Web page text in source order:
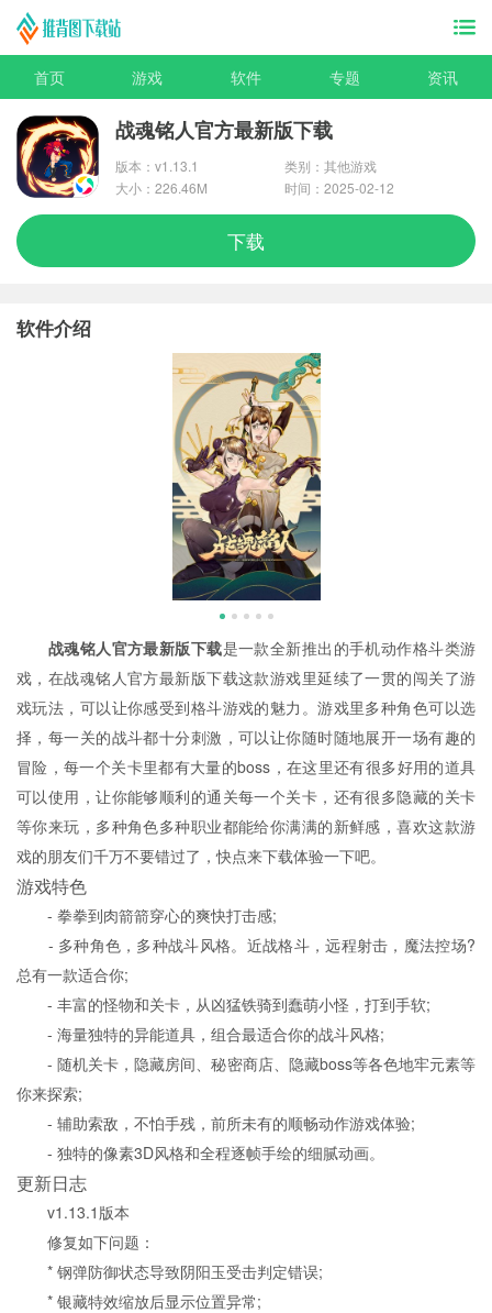
首页 游戏 软件 专题 资讯
战魂铭人官方最新版下载
版本：v1.13.1
类别：其他游戏
大小：226.46M
时间：2025-02-12
下载
软件介绍
战魂铭人官方最新版下载是一款全新推出的手机动作格斗类游
戏，在战魂铭人官方最新版下载这款游戏里延续了一贯的闯关了游
戏玩法，可以让你感受到格斗游戏的魅力。游戏里多种角色可以选
择，每一关的战斗都十分刺激，可以让你随时随地展开一场有趣的
冒险，每一个关卡里都有大量的boss，在这里还有很多好用的道具
可以使用，让你能够顺利的通关每一个关卡，还有很多隐藏的关卡
等你来玩，多种角色多种职业都能给你满满的新鲜感，喜欢这款游
戏的朋友们千万不要错过了，快点来下载体验一下吧。
游戏特色
- 拳拳到肉箭箭穿心的爽快打击感;
- 多种角色，多种战斗风格。近战格斗，远程射击，魔法控场?
总有一款适合你;
- 丰富的怪物和关卡，从凶猛铁骑到蠢萌小怪，打到手软;
- 海量独特的异能道具，组合最适合你的战斗风格;
- 随机关卡，隐藏房间、秘密商店、隐藏boss等各色地牢元素等
你来探索;
- 辅助索敌，不怕手残，前所未有的顺畅动作游戏体验;
- 独特的像素3D风格和全程逐帧手绘的细腻动画。
更新日志
v1.13.1版本
修复如下问题：
* 钢弹防御状态导致阴阳玉受击判定错误;
* 银藏特效缩放后显示位置异常;